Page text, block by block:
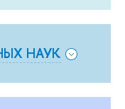
НАУК